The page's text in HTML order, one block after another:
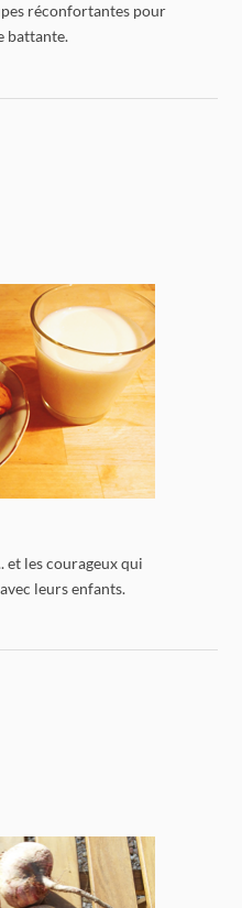
réconfortantes pour
battante.
et les courageux qui
leurs enfants.